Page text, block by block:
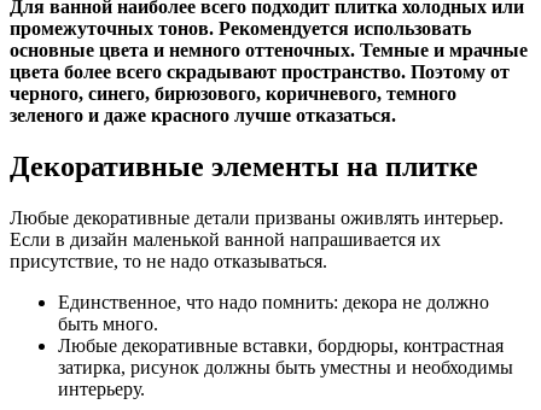
Для ванной наиболее всего подходит плитка холодных или
промежуточных тонов. Рекомендуется использовать
основные цвета и немного оттеночных. Темные и мрачные
цвета более всего скрадывают пространство. Поэтому от
черного, синего, бирюзового, коричневого, темного
зеленого и даже красного лучше отказаться.
Декоративные элементы на плитке
Любые декоративные детали призваны оживлять интерьер.
Если в дизайн маленькой ванной напрашивается их
присутствие, то не надо отказываться.
Единственное, что надо помнить: декора не должно
быть много.
Любые декоративные вставки, бордюры, контрастная
затирка, рисунок должны быть уместны и необходимы
интерьеру.